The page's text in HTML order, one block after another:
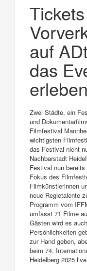
auf
das
Zwei Städte, ein
und
Filmfestival
wichtigsten
das Festival nicht
Nachbarstadt
Festival nun
Fokus des
Filmkünstlerinnen
neue Regietalente
Programm vom
umfasst 71 Filme
Gästen wird es
Persönlichkeiten
zur Hand geben,
beim 74.
Heidelberg 2025